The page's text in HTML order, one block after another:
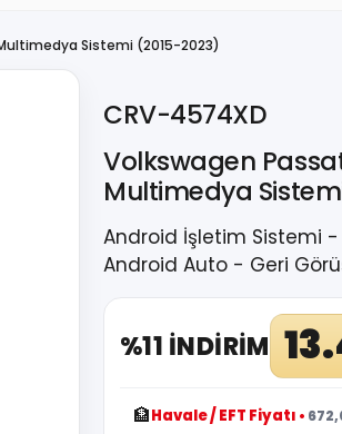
Sistemi (2015-2023)
CRV-4574XD
Volkswagen
Multimedya
Android İşletim Sistemi
Android Auto - Geri
%11 İNDİRİM
🏦Havale / EFT Fiyatı •